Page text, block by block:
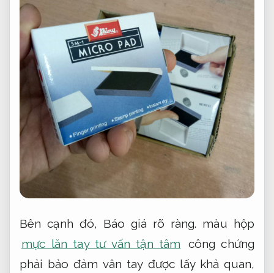
Bên cạnh đó, Báo giá rõ ràng. màu hộp
mực lăn tay tư vấn tận tâm
công chứng
phải bảo đảm vân tay được lấy khả quan,